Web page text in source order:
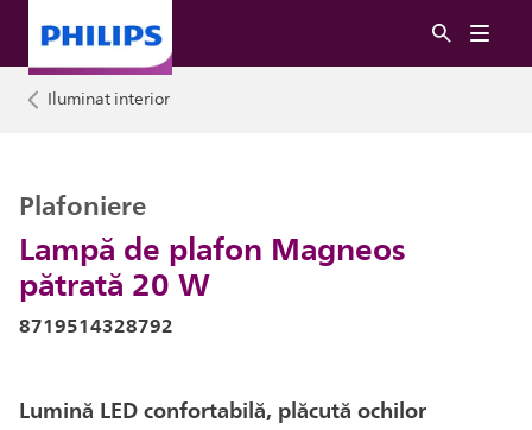
Iluminat interior
Lampă de plafon Magneos
pătrată 20 W
Plafoniere
8719514328792
Lumină LED confortabilă, plăcută ochilor